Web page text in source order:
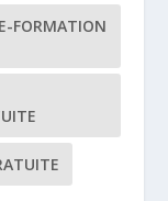
FORMATION